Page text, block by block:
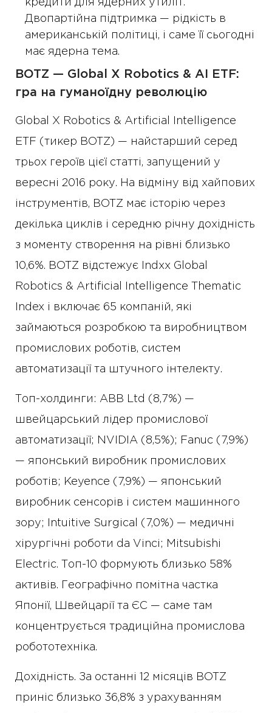
кредити для ядерних утиліт.
Двопартійна підтримка — рідкість в
американській політиці, і саме її сьогодні
має ядерна тема.
BOTZ — Global X Robotics & AI ETF:
гра на гуманоїдну революцію
Global X Robotics & Artificial Intelligence
ETF (тикер BOTZ) — найстарший серед
трьох героїв цієї статті, запущений у
вересні 2016 року. На відміну від хайпових
інструментів, BOTZ має історію через
декілька циклів і середню річну дохідність
з моменту створення на рівні близько
10,6%. BOTZ відстежує Indxx Global
Robotics & Artificial Intelligence Thematic
Index і включає 65 компаній, які
займаються розробкою та виробництвом
промислових роботів, систем
автоматизації та штучного інтелекту.
Топ-холдинги: ABB Ltd (8,7%) —
швейцарський лідер промислової
автоматизації; NVIDIA (8,5%); Fanuc (7,9%)
— японський виробник промислових
роботів; Keyence (7,9%) — японський
виробник сенсорів і систем машинного
зору; Intuitive Surgical (7,0%) — медичні
хірургічні роботи da Vinci; Mitsubishi
Electric. Топ-10 формують близько 58%
активів. Географічно помітна частка
Японії, Швейцарії та ЄС — саме там
концентрується традиційна промислова
робототехніка.
Дохідність. За останні 12 місяців BOTZ
приніс близько 36,8% з урахуванням